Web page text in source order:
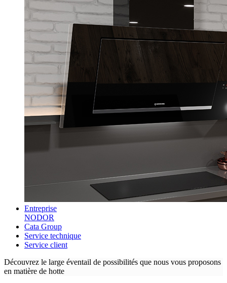
Entreprise
NODOR
Cata Group
Service technique
Service client
Découvrez le large éventail de possibilités que nous vous proposons
en matière de hotte